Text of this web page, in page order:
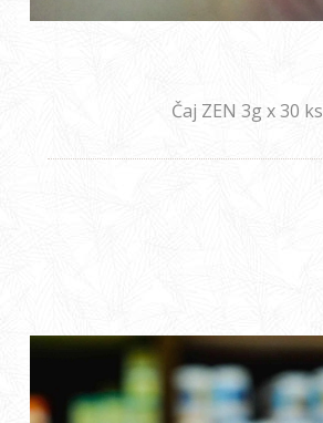
Čaj ZEN 3g x 30 ks